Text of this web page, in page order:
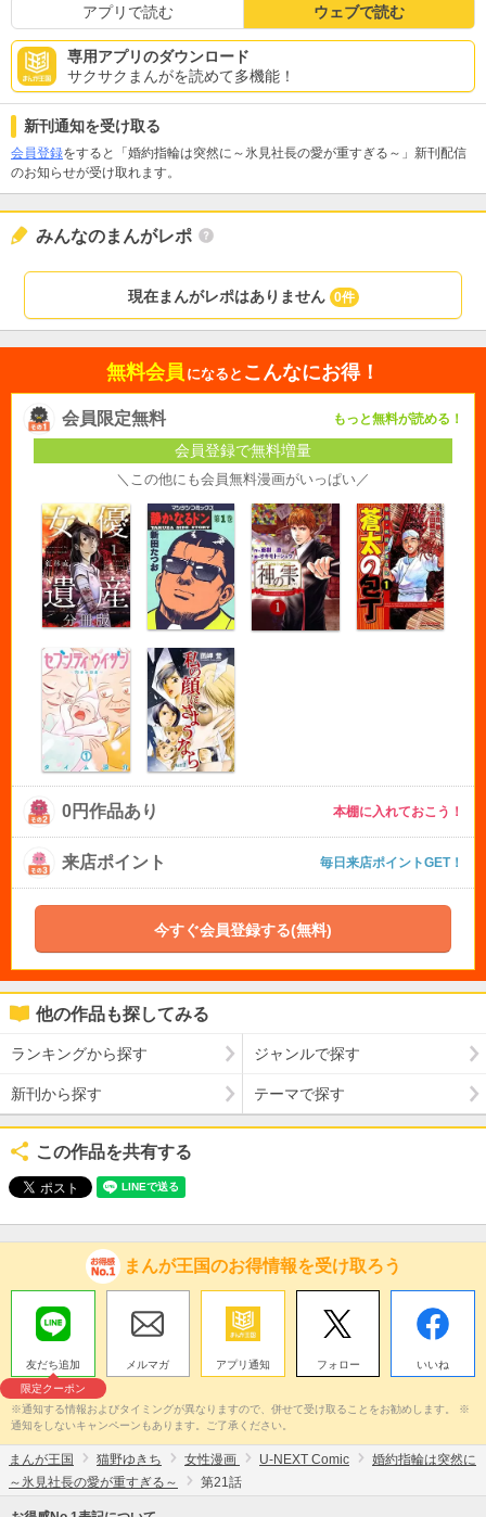
アプリで読む ウェブで読む
専用アプリのダウンロード
サクサクまんがを読めて多機能！
新刊通知を受け取る
会員登録をすると「婚約指輪は突然に～氷見社長の愛が重すぎる～」新刊配信
のお知らせが受け取れます。
みんなのまんがレポ
現在まんがレポはありません 0件
無料会員 になると こんなにお得！
会員限定無料 もっと無料が読める！
会員登録で無料増量
＼この他にも会員無料漫画がいっぱい／
0円作品あり 本棚に入れておこう！
来店ポイント 毎日来店ポイントGET！
今すぐ会員登録する(無料)
他の作品も探してみる
ランキングから探す ジャンルで探す
新刊から探す テーマで探す
この作品を共有する
まんが王国のお得情報を受け取ろう
友だち追加
限定クーポン
メルマガ アプリ通知 フォロー いいね
※通知する情報およびタイミングが異なりますので、併せて受け取ることをお勧めします。 ※
通知をしないキャンペーンもあります。ご了承ください。
まんが王国 猫野ゆきち 女性漫画 U-NEXT Comic
婚約指輪は突然に
～氷見社長の愛が重すぎる～
第21話